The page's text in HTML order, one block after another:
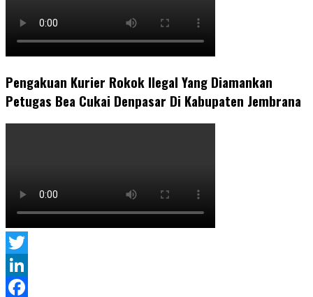
Pengakuan Kurier Rokok Ilegal Yang Diamankan
Petugas Bea Cukai Denpasar Di Kabupaten Jembrana
Twitter
LinkedIn